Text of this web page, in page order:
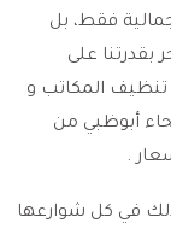
فقط، بل
بقدرتنا على
تنظيف المكاتب و
أبوظبي من
.
في كل شوارعها